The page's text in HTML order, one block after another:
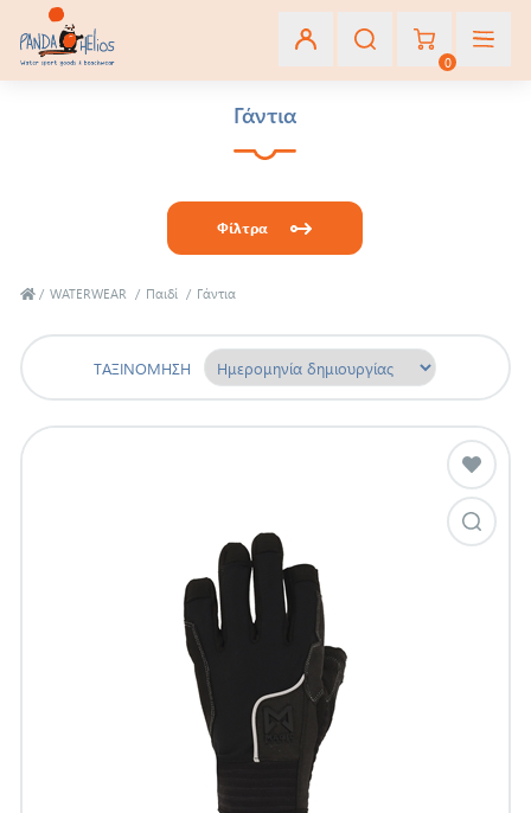
Εγγραφή
Σύνδεση
Αγαπημένα(0)
0
Γάντια
Φίλτρα
/ WATERWEAR / Παιδί / Γάντια
ΤΑΞΙΝΌΜΗΣΗ